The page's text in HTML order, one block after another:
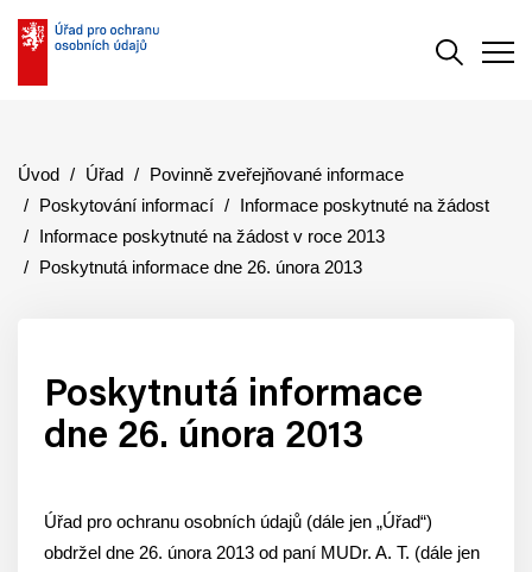
Úvod Úřad
Povinně zveřejňované informace
Poskytování informací
Informace poskytnuté na žádost
Informace poskytnuté na žádost v roce 2013
Poskytnutá informace dne 26. února 2013
Poskytnutá informace
dne 26. února 2013
Úřad pro ochranu osobních údajů (dále jen „Úřad“)
obdržel dne 26. února 2013 od paní MUDr. A. T. (dále jen